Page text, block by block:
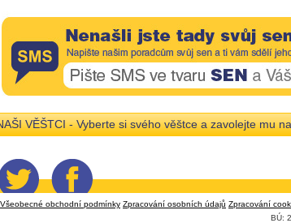
VĚŠTCI - Vyberte si svého věštce a zavolejte mu
Všeobecné obchodní podmínky Zpracování osobních údajů Zpracování
BÚ: